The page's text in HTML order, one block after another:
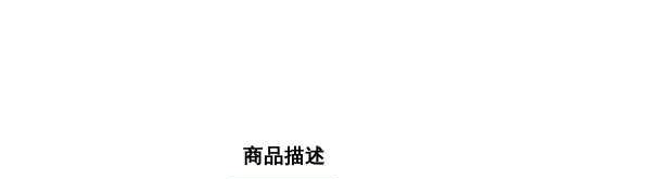
商品描述